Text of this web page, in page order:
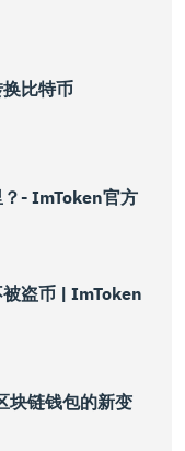
比特币
- ImToken官方
盗币 | ImToken
块链钱包的新变